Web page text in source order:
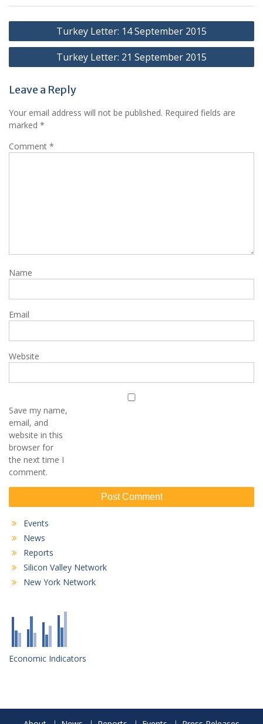
Post
navigation
Turkey Letter: 14 September 2015
Turkey Letter: 21 September 2015
Leave a Reply
Your email address will not be published. Required fields are
marked *
Comment *
Name
Email
Website
Save my name,
email, and
website in this
browser for
the next time I
comment.
Events
News
Reports
Silicon Valley Network
New York Network
Economic Indicators